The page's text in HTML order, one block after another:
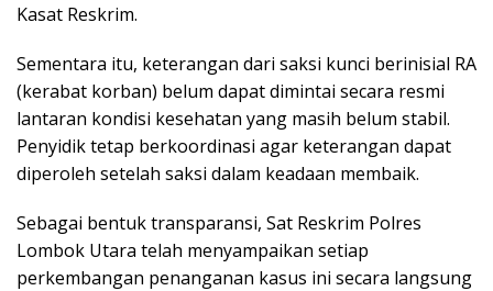
Kasat Reskrim.
Sementara itu, keterangan dari saksi kunci berinisial RA
(kerabat korban) belum dapat dimintai secara resmi
lantaran kondisi kesehatan yang masih belum stabil.
Penyidik tetap berkoordinasi agar keterangan dapat
diperoleh setelah saksi dalam keadaan membaik.
Sebagai bentuk transparansi, Sat Reskrim Polres
Lombok Utara telah menyampaikan setiap
perkembangan penanganan kasus ini secara langsung